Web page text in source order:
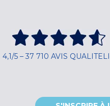
4,1/5 – 37 710 AVIS